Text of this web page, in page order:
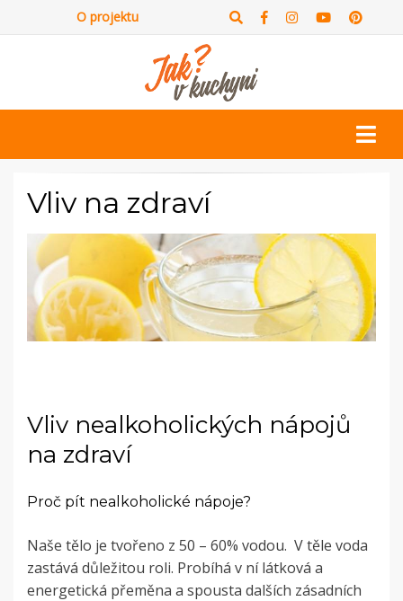
O projektu
Vliv na zdraví
Vliv nealkoholických nápojů
na zdraví
Proč pít nealkoholické nápoje?
Naše tělo je tvořeno z 50 – 60% vodou. V těle voda
zastává důležitou roli. Probíhá v ní látková a
energetická přeměna a spousta dalších zásadních